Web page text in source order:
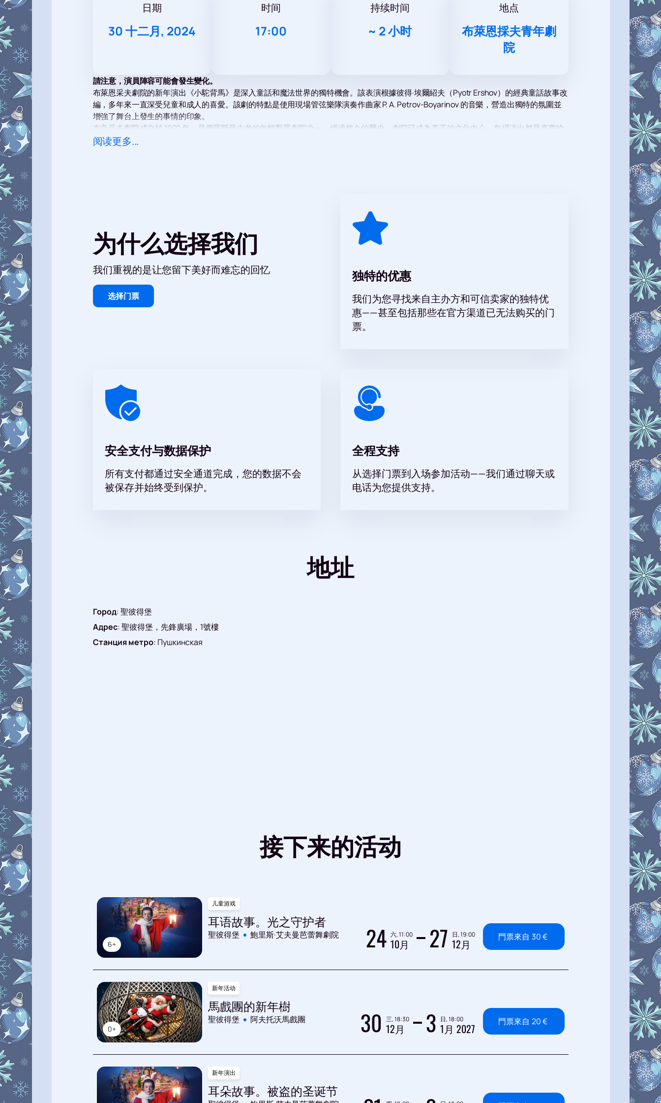
日期
30 十二月, 2024
时间
17:00
持续时间
~ 2 小时
地点
布萊恩採夫青年劇
院
請注意，演員陣容可能會發生變化。
布萊恩采夫劇院的新年演出《小駝背馬》是深入童話和魔法世界的獨特機會。該表演根據彼得·埃爾紹夫（Pyotr Ershov）的經典童話故事改
編，多年來一直深受兒童和成人的喜愛。該劇的特點是使用現場管弦樂隊演奏作曲家 P. A. Petrov-Boyarinov 的音樂，營造出獨特的氛圍並
增強了舞台上發生的事情的印象。
布良采夫劇院成立於 1922 年，是俄羅斯最古老的年輕觀眾劇院之一。經過悠久的歷史，劇院已成為真正的文化中心，每場演出都是真實的
事件。 《小駝背馬》是劇場的標誌性作品之一，整個劇團都參與其中。精彩的演技、絢麗的服裝、扣人心弦的場景，將帶你走進童話世
阅读更多...
为什么选择我们
我们重视的是让您留下美好而难忘的回忆
选择门票
独特的优惠
我们为您寻找来自主办方和可信卖家的独特优
惠——甚至包括那些在官方渠道已无法购买的门
票。
安全支付与数据保护
所有支付都通过安全通道完成，您的数据不会
被保存并始终受到保护。
全程支持
从选择门票到入场参加活动——我们通过聊天或
电话为您提供支持。
地址
Город:聖彼得堡
Адрес:聖彼得堡，先鋒廣場，1號樓
Станция метро: Пушкинская
接下来的活动
6+
儿童游戏
耳语故事。光之守护者
聖彼得堡 鮑里斯·艾夫曼芭蕾舞劇院 24 六, 11:00
10月 27 日, 19:00
12月 門票來自 30€
0+
新年活动
馬戲團的新年樹
聖彼得堡 阿夫托沃馬戲團 30 三, 18:30
12月 3 日, 18:00
1月 2027 門票來自 20€
新年演出
耳朵故事。被盗的圣诞节